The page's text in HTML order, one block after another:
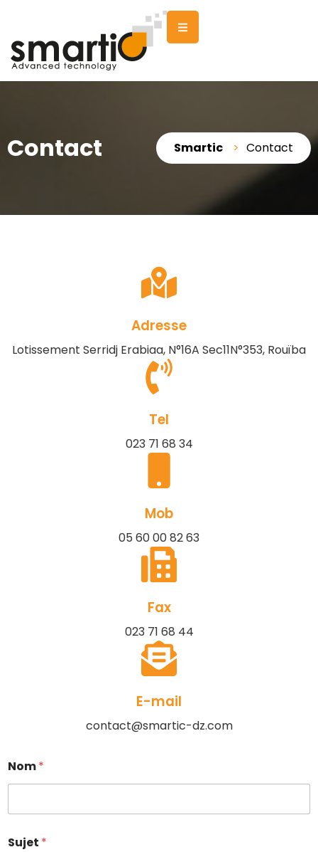
Contact Smartic > Contact
Adresse
Lotissement Serridj Erabiaa, N°16A Sec11N°353, Rouïba
Tel
023 71 68 34
Mob
05 60 00 82 63
Fax
023 71 68 44
E-mail
contact@smartic-dz.com
Nom*
Sujet *